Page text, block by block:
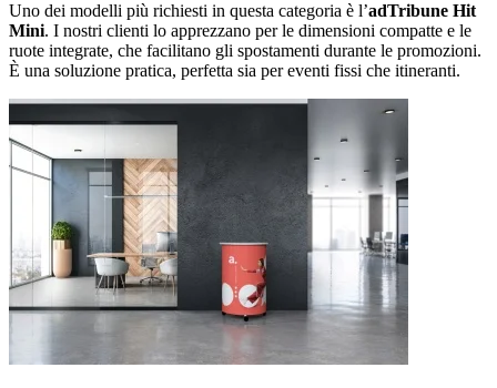
Uno dei modelli più richiesti in questa categoria è l’adTribune Hit
Mini. I nostri clienti lo apprezzano per le dimensioni compatte e le
ruote integrate, che facilitano gli spostamenti durante le promozioni.
È una soluzione pratica, perfetta sia per eventi fissi che itineranti.